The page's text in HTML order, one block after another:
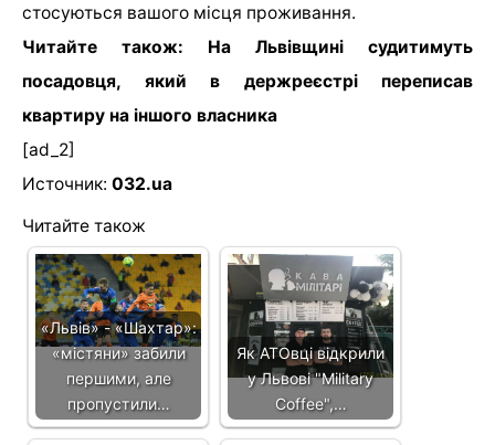
стосуються вашого місця проживання.
Читайте також: На Львівщині судитимуть
посадовця, який в держреєстрі переписав
квартиру на іншого власника
[ad_2]
Источник: 032.ua
Читайте також
«Львів» - «Шахтар»:
«містяни» забили
першими, але
пропустили…
Як АТОвці відкрили
у Львові "Military
Coffee",…